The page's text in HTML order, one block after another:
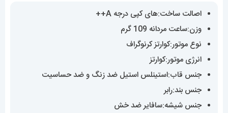
اصالت ساخت:های کپی درجه A++
وزن:ساعت مردانه 109 گرم
نوع موتور:کوارتز کرنوگراف
انرژی موتور:کوارتز
جنس قاب:استینلس استیل ضد زنگ و ضد حساسیت
جنس بند:رابر
جنس شیشه:سافایر ضد خش